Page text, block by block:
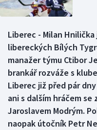
Boby a skeleton
Box
Curling
Dostihy
Florbal
AZ kvíz
Liberec - Milan
libereckých Bílých
manažer týmu Ctibor
brankář rozváže s
Liberec již před pár
ani s dalším hráčem se
Jaroslavem Modrým.
naopak útočník Petr